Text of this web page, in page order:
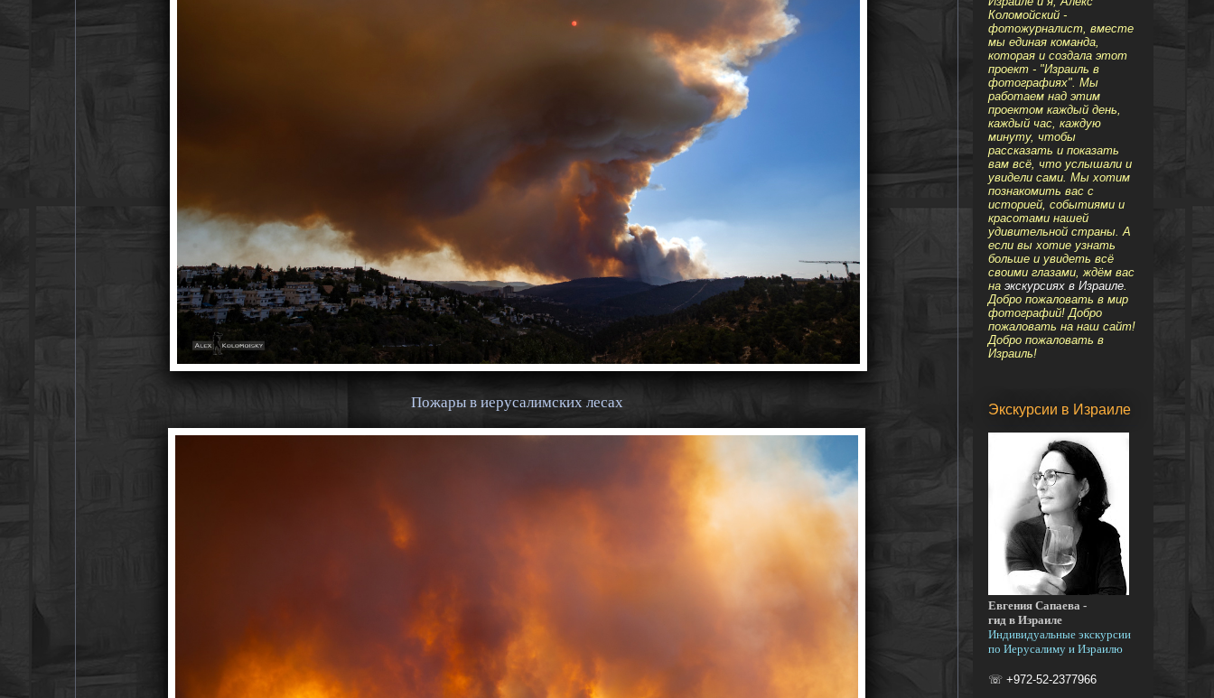
Пожары в иерусалимских лесах
Коломойский -
фотожурналист, вместе
мы единая команда,
которая и создала этот
проект - "Израиль в
фотографиях". Мы
работаем над этим
проектом каждый день,
каждый час, каждую
минуту, чтобы
рассказать и показать
вам всё, что услышали и
увидели сами. Мы хотим
познакомить вас с
историей, событиями и
красотами нашей
удивительной страны. А
если вы хотие узнать
больше и увидеть всё
своими глазами, ждём вас
на экскурсиях в Израиле.
Добро пожаловать в мир
фотографий! Добро
пожаловать на наш сайт!
Добро пожаловать в
Израиль!
Экскурсии в Израиле
Евгения Сапаева -
гид в Израиле
Индивидуальные экскурсии
по Иерусалиму и Израилю
☏ +972-52-2377966